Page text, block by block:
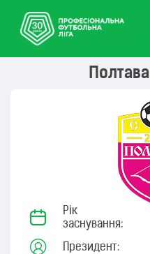
Рік
заснування:
Президент: